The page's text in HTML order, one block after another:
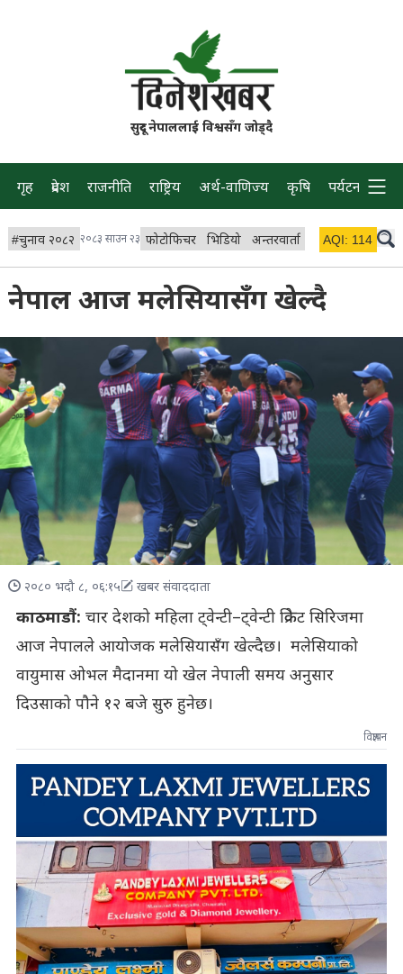
सुदूर नेपाललाई विश्वसँग जोड्दै
गृह प्रदेश राजनीति राष्ट्रिय अर्थ-वाणिज्य कृषि पर्यटन प्रवास
#चुनाव २०८२ २०८३ साउन २३ फोटोफिचर भिडियो अन्तरवार्ता विचार/ब्लग
AQI: 114
नेपाल आज मलेसियासँग खेल्दै
२०८० भदौ ८, ०६:१५ खबर संवाददाता
काठमाडौं: चार देशको महिला ट्वेन्टी–ट्वेन्टी क्रिकेट सिरिजमा
आज नेपालले आयोजक मलेसियासँग खेल्दैछ। मलेसियाको
वायुमास ओभल मैदानमा यो खेल नेपाली समय अनुसार
दिउसाको पौने १२ बजे सुरु हुनेछ।
विज्ञापन